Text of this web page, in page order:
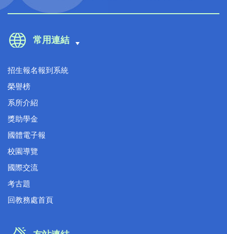
常用連結
招生報名報到系統
榮譽榜
系所介紹
獎助學金
國體電子報
校園導覽
國際交流
考古題
回教務處首頁